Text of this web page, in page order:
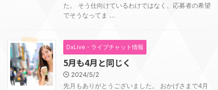
た。 そう仕向けているわけではなく、応募者の希望
でそうなってま ...
DxLive・ライブチャット情報
5月も4月と同じく
2024/5/2
先月もありがとうございました。 おかげさまで4月